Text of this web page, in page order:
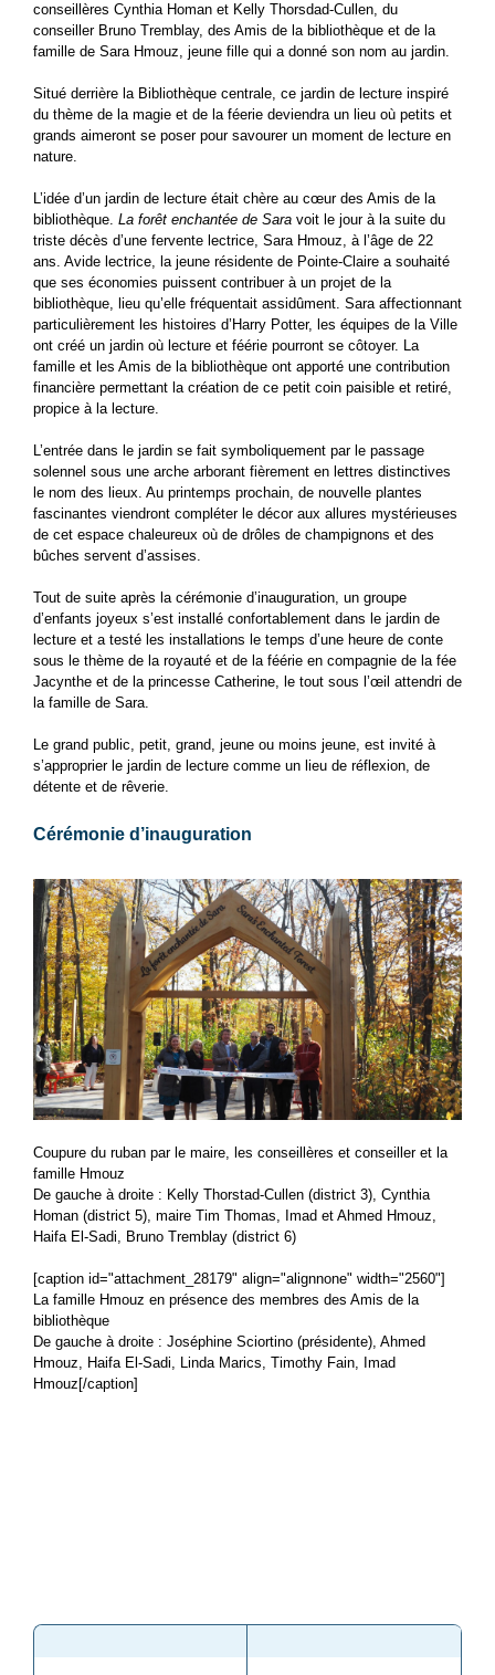
conseillères Cynthia Homan et Kelly Thorsdad-Cullen, du
conseiller Bruno Tremblay, des Amis de la bibliothèque et de la
famille de Sara Hmouz, jeune fille qui a donné son nom au jardin.
Situé derrière la Bibliothèque centrale, ce jardin de lecture inspiré
du thème de la magie et de la féerie deviendra un lieu où petits et
grands aimeront se poser pour savourer un moment de lecture en
nature.
L’idée d’un jardin de lecture était chère au cœur des Amis de la
bibliothèque. La forêt enchantée de Sara voit le jour à la suite du
triste décès d’une fervente lectrice, Sara Hmouz, à l’âge de 22
ans. Avide lectrice, la jeune résidente de Pointe-Claire a souhaité
que ses économies puissent contribuer à un projet de la
bibliothèque, lieu qu’elle fréquentait assidûment. Sara affectionnant
particulièrement les histoires d’Harry Potter, les équipes de la Ville
ont créé un jardin où lecture et féérie pourront se côtoyer. La
famille et les Amis de la bibliothèque ont apporté une contribution
financière permettant la création de ce petit coin paisible et retiré,
propice à la lecture.
L’entrée dans le jardin se fait symboliquement par le passage
solennel sous une arche arborant fièrement en lettres distinctives
le nom des lieux. Au printemps prochain, de nouvelle plantes
fascinantes viendront compléter le décor aux allures mystérieuses
de cet espace chaleureux où de drôles de champignons et des
bûches servent d’assises.
Tout de suite après la cérémonie d’inauguration, un groupe
d’enfants joyeux s’est installé confortablement dans le jardin de
lecture et a testé les installations le temps d’une heure de conte
sous le thème de la royauté et de la féérie en compagnie de la fée
Jacynthe et de la princesse Catherine, le tout sous l’œil attendri de
la famille de Sara.
Le grand public, petit, grand, jeune ou moins jeune, est invité à
s’approprier le jardin de lecture comme un lieu de réflexion, de
détente et de rêverie.
Cérémonie d’inauguration
Coupure du ruban par le maire, les conseillères et conseiller et la
famille Hmouz
De gauche à droite : Kelly Thorstad-Cullen (district 3), Cynthia
Homan (district 5), maire Tim Thomas, Imad et Ahmed Hmouz,
Haifa El-Sadi, Bruno Tremblay (district 6)
[caption id="attachment_28179" align="alignnone" width="2560"]
La famille Hmouz en présence des membres des Amis de la
bibliothèque
De gauche à droite : Joséphine Sciortino (présidente), Ahmed
Hmouz, Haifa El-Sadi, Linda Marics, Timothy Fain, Imad
Hmouz[/caption]